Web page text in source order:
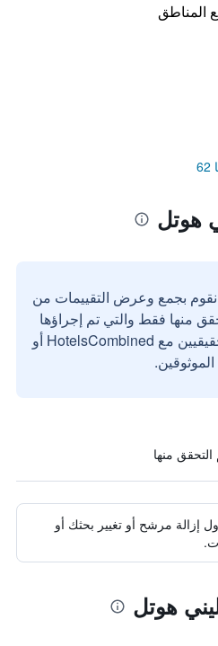
المناطق
هوتل
نقوم بجمع وعرض التقييمات من
منها فقط والتي تم إجراؤها
بواسطة مستخدمين حقيقيين مع HotelsCombined أو
إزالة مرشح أو تغيير بحثك أو
هوتل